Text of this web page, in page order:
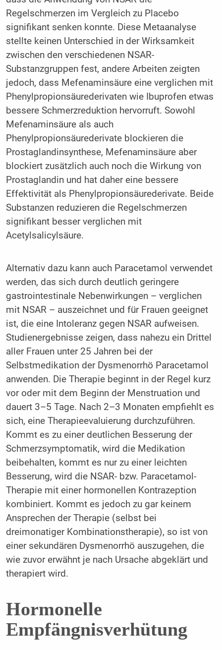
Regelschmerzen im Vergleich zu Placebo
signifikant senken konnte. Diese Metaanalyse
stellte keinen Unterschied in der Wirksamkeit
zwischen den verschiedenen NSAR-
Substanzgruppen fest, andere Arbeiten zeigten
jedoch, dass Mefenaminsäure eine verglichen mit
Phenylpropionsäurederivaten wie Ibuprofen etwas
bessere Schmerzreduktion hervorruft. Sowohl
Mefenaminsäure als auch
Phenylpropionsäurederivate blockieren die
Prostaglandinsynthese, Mefenaminsäure aber
blockiert zusätzlich auch noch die Wirkung von
Prostaglandin und hat daher eine bessere
Effektivität als Phenylpropionsäurederivate. Beide
Substanzen reduzieren die Regelschmerzen
signifikant besser verglichen mit
Acetylsalicylsäure.
Alternativ dazu kann auch Paracetamol verwendet
werden, das sich durch deutlich geringere
gastrointestinale Nebenwirkungen – verglichen
mit NSAR – auszeichnet und für Frauen geeignet
ist, die eine Intoleranz gegen NSAR aufweisen.
Studienergebnisse zeigen, dass nahezu ein Drittel
aller Frauen unter 25 Jahren bei der
Selbstmedikation der Dysmenorrhö Paracetamol
anwenden. Die Therapie beginnt in der Regel kurz
vor oder mit dem Beginn der Menstruation und
dauert 3–5 Tage. Nach 2–3 Monaten empfiehlt es
sich, eine Therapieevaluierung durchzuführen.
Kommt es zu einer deutlichen Besserung der
Schmerzsymptomatik, wird die Medikation
beibehalten, kommt es nur zu einer leichten
Besserung, wird die NSAR- bzw. Paracetamol-
Therapie mit einer hormonellen Kontrazeption
kombiniert. Kommt es jedoch zu gar keinem
Ansprechen der Therapie (selbst bei
dreimonatiger Kombinationstherapie), so ist von
einer sekundären Dysmenorrhö auszugehen, die
wie zuvor erwähnt je nach Ursache abgeklärt und
therapiert wird.
Hormonelle
Empfängnisverhütung